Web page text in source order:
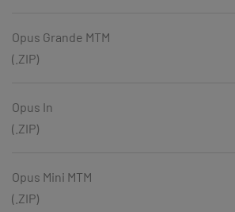
Opus Grande MTM
(.ZIP)
Opus In
(.ZIP)
Opus Mini MTM
(.ZIP)